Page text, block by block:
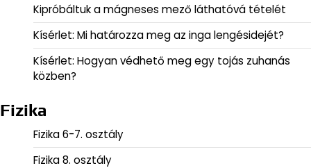
Kipróbáltuk a mágneses mező láthatóvá tételét
Kísérlet: Mi határozza meg az inga lengésidejét?
Kísérlet: Hogyan védhető meg egy tojás zuhanás
közben?
Fizika
Fizika 6-7. osztály
Fizika 8. osztály